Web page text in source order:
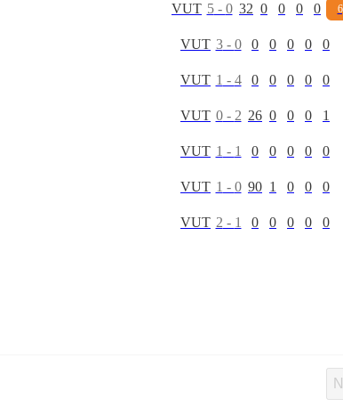
VUT 5- 0 32 0 0 0 0
VUT 3- 0 0 0 0 0 0
VUT 1 - 4 0 0 0 0 0
VUT 0- 2 26 0 0 0 1
VUT 1 - 1 0 0 0 0 0
VUT 1 - 0 90 1 0 0 0
VUT 2 - 1 0 0 0 0 0